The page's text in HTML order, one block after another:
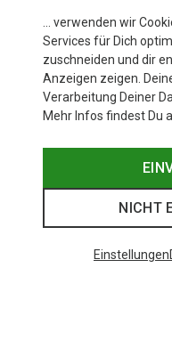
… verwenden wir
Services für Dich
zuschneiden und dir
Anzeigen zeigen.
Verarbeitung Deiner
Mehr Infos findest Du
NICHT
Einstellungen